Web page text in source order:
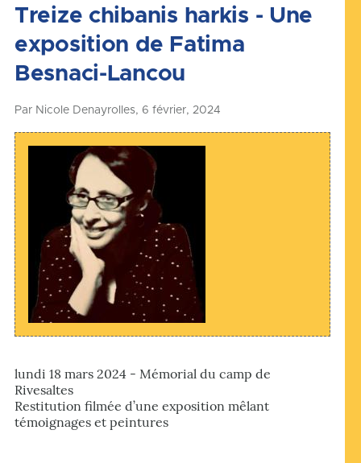
d'Ariane
Treize chibanis harkis - Une
exposition de Fatima
Besnaci-Lancou
Par Nicole Denayrolles, 6 février, 2024
lundi 18 mars 2024 - Mémorial du camp de
Rivesaltes
Restitution filmée d’une exposition mêlant
témoignages et peintures